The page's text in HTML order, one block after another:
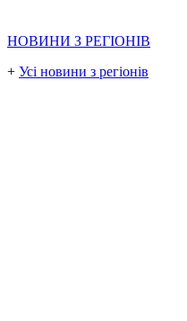
НОВИНИ З РЕГІОНІВ
+ Усі новини з регіонів